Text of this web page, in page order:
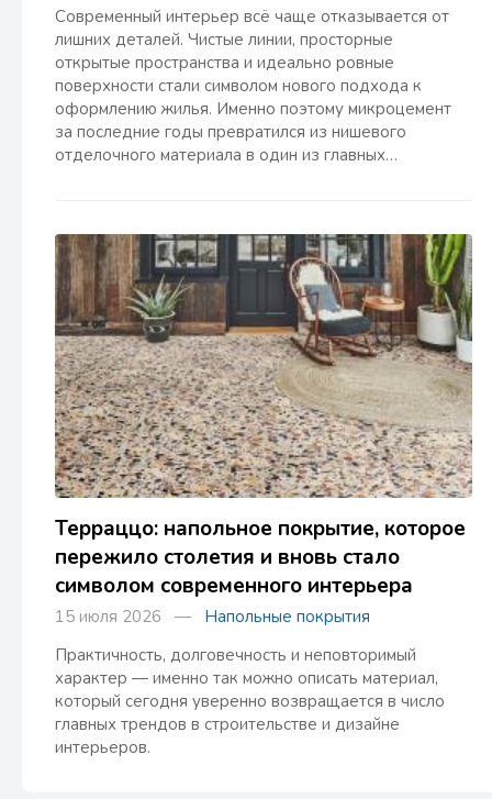
Современный интерьер всё чаще отказывается от
лишних деталей. Чистые линии, просторные
открытые пространства и идеально ровные
поверхности стали символом нового подхода к
оформлению жилья. Именно поэтому микроцемент
за последние годы превратился из нишевого
отделочного материала в один из главных…
Терраццо: напольное покрытие, которое
пережило столетия и вновь стало
символом современного интерьера
15 июля 2026 — Напольные покрытия
Практичность, долговечность и неповторимый
характер — именно так можно описать материал,
который сегодня уверенно возвращается в число
главных трендов в строительстве и дизайне
интерьеров.